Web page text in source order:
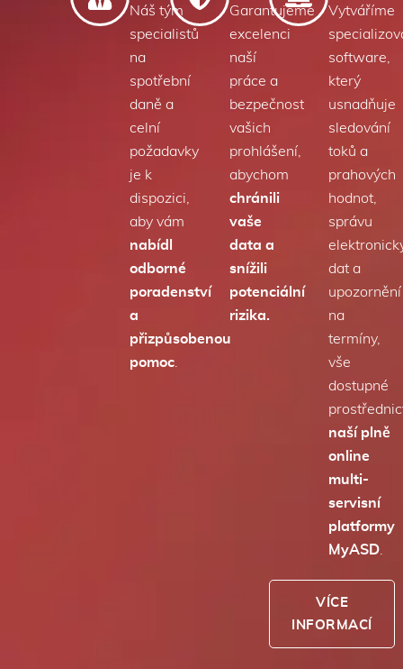
Náš tým
specialistů
na
spotřební
daně a
celní
požadavky
je k
dispozici,
aby vám
nabídl
odborné
poradenství
a
přizpůsobenou
pomoc.
Garantujeme
excelenci
naší
práce a
bezpečnost
vašich
prohlášení,
abychom
chránili
vaše
data a
snížili
potenciální
rizika.
Vytváříme
software,
který
usnadňuje
sledování
toků a
prahových
hodnot,
správu
dat a
upozornění
na
termíny,
vše
dostupné
naší plně
online
multi-
servisní
platformy
MyASD
VÍCE
INFORMACÍ